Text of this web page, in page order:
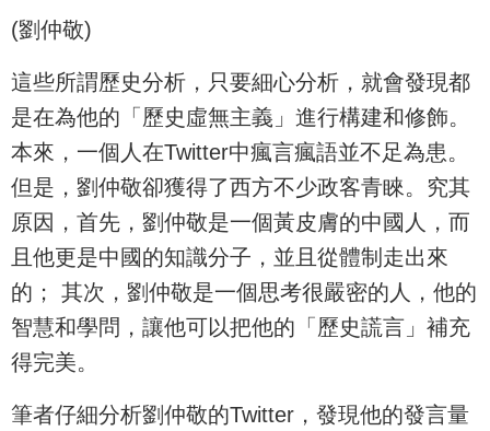
(劉仲敬)
這些所謂歷史分析，只要細心分析，就會發現都
是在為他的「歷史虛無主義」進行構建和修飾。
本來，一個人在Twitter中瘋言瘋語並不足為患。
但是，劉仲敬卻獲得了西方不少政客青睞。究其
原因，首先，劉仲敬是一個黃皮膚的中國人，而
且他更是中國的知識分子，並且從體制走出來
的； 其次，劉仲敬是一個思考很嚴密的人，他的
智慧和學問，讓他可以把他的「歷史謊言」補充
得完美。
筆者仔細分析劉仲敬的Twitter，發現他的發言量